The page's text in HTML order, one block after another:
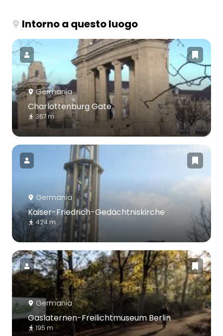
Intorno a questo luogo
Germania
Charlottenburg Gate
367 m
Germania
Kaiser-Friedrich-Gedächtniskirche
424 m
Germania
Gaslaternen-Freilichtmuseum Berlin
195 m